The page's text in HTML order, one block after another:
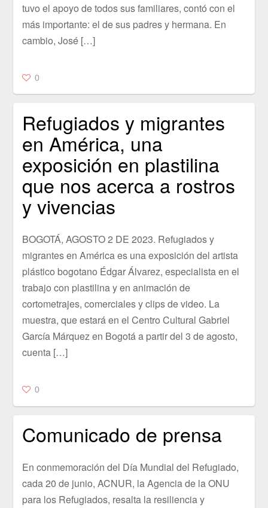
tuvo el apoyo de todos sus familiares, contó con el
más importante: el de sus padres y hermana. En
cambio, José […]
0
Refugiados y migrantes
en América, una
exposición en plastilina
que nos acerca a rostros
y vivencias
BOGOTÁ, AGOSTO 2 DE 2023. Refugiados y
migrantes en América es una exposición del artista
plástico bogotano Édgar Álvarez, especialista en el
trabajo con plastilina y en animación de
cortometrajes, comerciales y clips de video. La
muestra, que estará en el Centro Cultural Gabriel
García Márquez en Bogotá a partir del 3 de agosto,
cuenta […]
0
Comunicado de prensa
En conmemoración del Día Mundial del Refugiado,
cada 20 de junio, ACNUR, la Agencia de la ONU
para los Refugiados, resalta la resiliencia y